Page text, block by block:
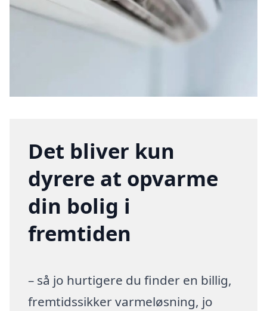
Det bliver kun
dyrere at opvarme
din bolig i
fremtiden
– så jo hurtigere du finder en billig,
fremtidssikker varmeløsning, jo